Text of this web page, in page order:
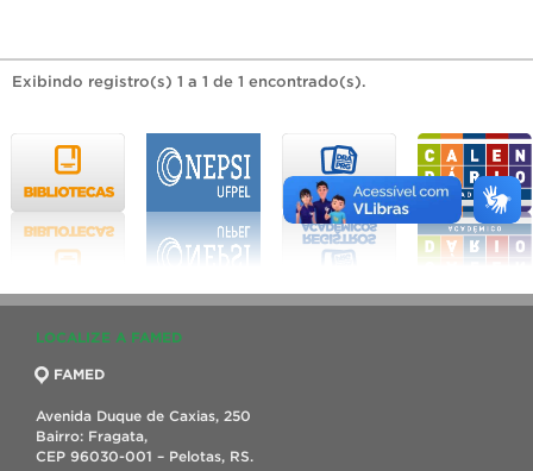
Exibindo registro(s) 1 a 1 de 1 encontrado(s).
LOCALIZE A FAMED
FAMED
Avenida Duque de Caxias, 250
Bairro: Fragata,
CEP 96030-001 – Pelotas, RS.